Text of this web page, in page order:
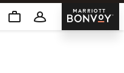
Marriott